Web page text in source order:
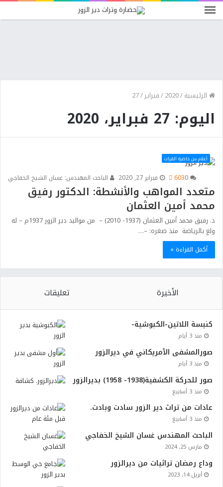
الرئيسية/
2020
/فبراير/
27
اليوم: 27 فبراير، 2020
أعلام من حاضرة الفرات
الباحث المهندس: غسان الشيخ الخفاجي فبراير 27, 2020 603
متعدد المواهب والأنشطة: الدكتور رفيق
محمد أمين العثمان
د. رفيق محمد أمين العثمان (1937- 2010) – من مواليد دير الزور 1937م – له
ولع بالرياضة منذ صغره: –…
أكمل القراءة »
الأخيرة تعليقات
كنيسة اللاتين-الكبوشية-
منذ 3 أيام
صورالمشفى الأمريكاني في ديرالزور
منذ 3 أيام
صور للحركة الكشفية(1938- 1958) بديرالزور
منذ 3 أسابيع
عادات من تراث دير الزور سادت وبادت.
منذ 3 أسابيع
الباحث المهندس غسان الشيخ الخفاجي
مارس 25, 2024
وداع رمضان تراثيات من ديرالزور
أبريل 14, 2023